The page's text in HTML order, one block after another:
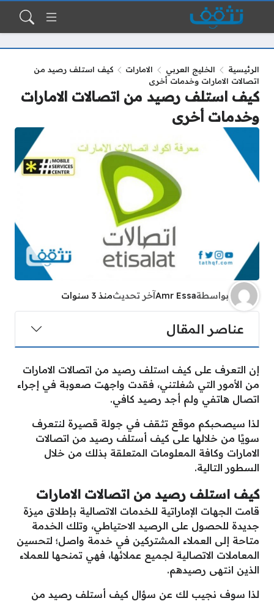
الرئيسية الخليج العربي الامارات
كيف استلف رصيد من
اتصالات الامارات وخدمات أخرى
كيف استلف رصيد من اتصالات الامارات
وخدمات أخرى
بواسطةAmr Essaآخر تحديثمنذ 3 سنوات
عناصر المقال
إن التعرف على كيف استلف رصيد من اتصالات الامارات
من الأمور التي شغلتني، فقدت واجهت صعوبة في إجراء
اتصال هاتفي ولم أجد رصيد كافي.
لذا سيصحبكم موقع تثقف في جولة قصيرة لنتعرف
سويًا من خلالها على كيف أستلف رصيد من اتصالات
الامارات وكافة المعلومات المتعلقة بذلك من خلال
السطور التالية.
كيف استلف رصيد من اتصالات الامارات
قامت الجهات الإماراتية للخدمات الاتصالية بإطلاق ميزة
جديدة للحصول على الرصيد الاحتياطي، وتلك الخدمة
متاحة إلى العملاء المشتركين في خدمة واصل؛ لتحسين
المعاملات الاتصالية لجميع عملائها، فهي تمنحها للعملاء
الذين انتهى رصيدهم.
لذا سوف نجيب لك عن سؤال كيف أستلف رصيد من